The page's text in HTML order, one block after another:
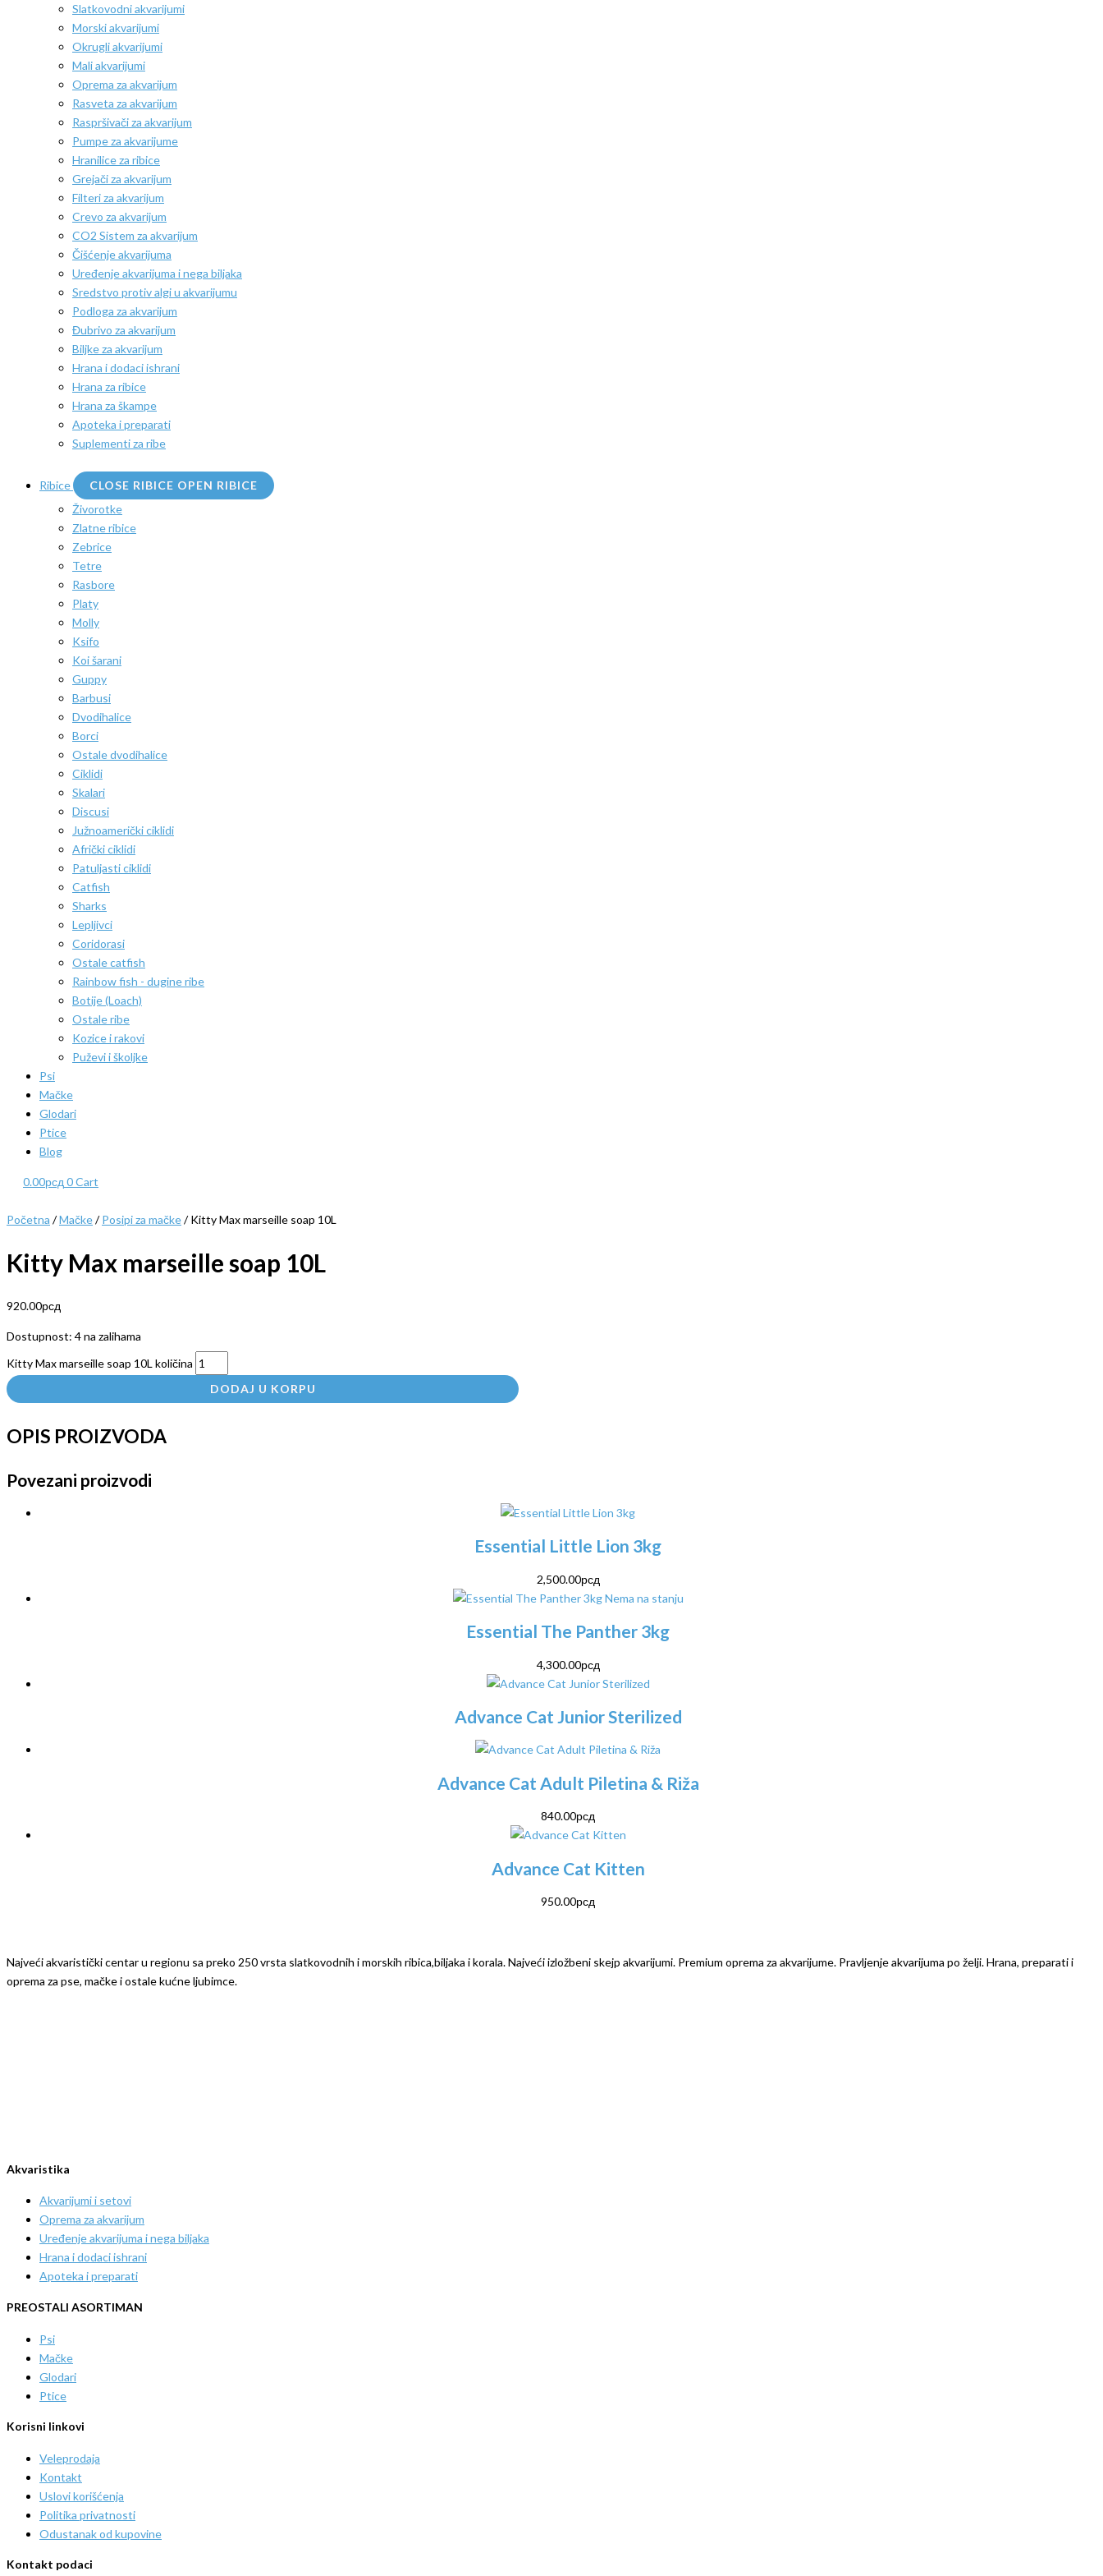
Slatkovodni akvarijumi
Morski akvarijumi
Okrugli akvarijumi
Mali akvarijumi
Oprema za akvarijum
Rasveta za akvarijum
Raspršivači za akvarijum
Pumpe za akvarijume
Hranilice za ribice
Grejači za akvarijum
Filteri za akvarijum
Crevo za akvarijum
CO2 Sistem za akvarijum
Čišćenje akvarijuma
Uređenje akvarijuma i nega biljaka
Sredstvo protiv algi u akvarijumu
Podloga za akvarijum
Đubrivo za akvarijum
Biljke za akvarijum
Hrana i dodaci ishrani
Hrana za ribice
Hrana za škampe
Apoteka i preparati
Suplementi za ribe
Ribice CLOSE RIBICE OPEN RIBICE
Živorotke
Zlatne ribice
Zebrice
Tetre
Rasbore
Platy
Molly
Ksifo
Koi šarani
Guppy
Barbusi
Dvodihalice
Borci
Ostale dvodihalice
Ciklidi
Skalari
Discusi
Južnoamerički ciklidi
Afrički ciklidi
Patuljasti ciklidi
Catfish
Sharks
Lepljivci
Coridorasi
Ostale catfish
Rainbow fish - dugine ribe
Botije (Loach)
Ostale ribe
Kozice i rakovi
Puževi i školjke
Psi
Mačke
Glodari
Ptice
Blog
0.00рсд 0Cart
Početna /Mačke/Posipi za mačke/ Kitty Max marseille soap 10L
Kitty Max marseille soap 10L
920.00рсд
Dostupnost: 4 na zalihama
Kitty Max marseille soap 10L količina
DODAJ U KORPU
OPIS PROIZVODA
Povezani proizvodi
Essential Little Lion 3kg
2,500.00рсд
Nema na stanju
Essential The Panther 3kg
4,300.00рсд
Advance Cat Junior Sterilized
Advance Cat Adult Piletina & Riža
840.00рсд
Advance Cat Kitten
950.00рсд
Najveći akvaristički centar u regionu sa preko 250 vrsta slatkovodnih i morskih ribica,biljaka i korala. Najveći izložbeni skejp akvarijumi. Premium oprema za akvarijume. Pravljenje akvarijuma po želji. Hrana, preparati i
oprema za pse, mačke i ostale kućne ljubimce.
Akvaristika
Akvarijumi i setovi
Oprema za akvarijum
Uređenje akvarijuma i nega biljaka
Hrana i dodaci ishrani
Apoteka i preparati
PREOSTALI ASORTIMAN
Psi
Mačke
Glodari
Ptice
Korisni linkovi
Veleprodaja
Kontakt
Uslovi korišćenja
Politika privatnosti
Odustanak od kupovine
Kontakt podaci